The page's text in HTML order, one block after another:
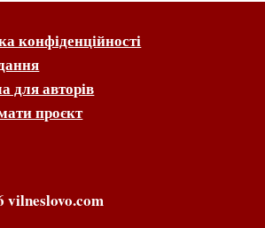
конфіденційності
для авторів
проєкт
vilneslovo.com